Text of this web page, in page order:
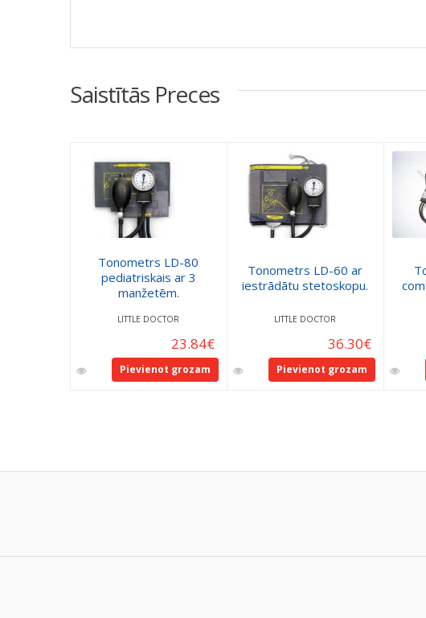
Saistītās Preces
Tonometrs LD-80
pediatriskais ar 3
manžetēm.
LITTLE DOCTOR
23.84€
Pievienot grozam
Tonometrs LD-60 ar
iestrādātu stetoskopu.
LITTLE DOCTOR
36.30€
Pievienot grozam